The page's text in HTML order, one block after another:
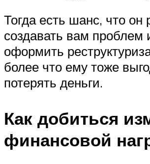
Тогда есть шанс, что он
создавать вам проблем
оформить
более что ему тоже
потерять деньги.
Как добиться
финансовой